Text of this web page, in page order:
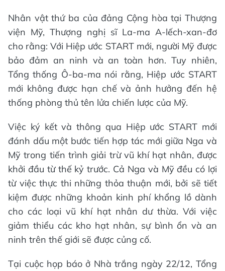
Nhân vật thứ ba của đảng Cộng hòa tại Thượng
viện Mỹ, Thượng nghị sĩ La-ma A-lếch-xan-đơ
cho rằng: Với Hiệp ước START mới, người Mỹ được
bảo đảm an ninh và an toàn hơn. Tuy nhiên,
Tổng thống Ô-ba-ma nói rằng, Hiệp ước START
mới không được hạn chế và ảnh hưởng đến hệ
thống phòng thủ tên lửa chiến lược của Mỹ.
Việc ký kết và thông qua Hiệp ước START mới
đánh dấu một bước tiến hợp tác mới giữa Nga và
Mỹ trong tiến trình giải trừ vũ khí hạt nhân, được
khởi đầu từ thế kỷ trước. Cả Nga và Mỹ đều có lợi
từ việc thực thi những thỏa thuận mới, bởi sẽ tiết
kiệm được những khoản kinh phí khổng lồ dành
cho các loại vũ khí hạt nhân dư thừa. Với việc
giảm thiểu các kho hạt nhân, sự bình ổn và an
ninh trên thế giới sẽ được củng cố.
Tại cuộc họp báo ở Nhà trắng ngày 22/12, Tổng